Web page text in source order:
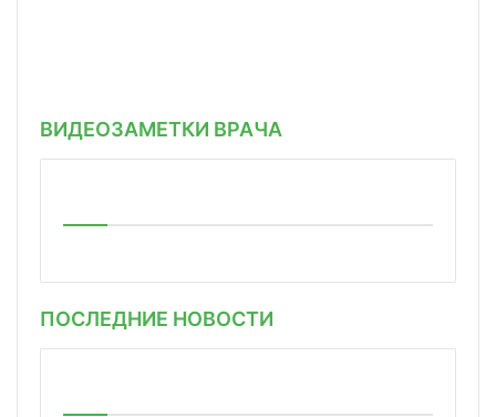
ВИДЕОЗАМЕТКИ ВРАЧА
ПОСЛЕДНИЕ НОВОСТИ